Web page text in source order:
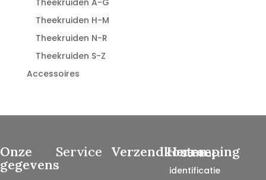
Theekruiden H-M
Theekruiden N-R
Theekruiden S-Z
Accessoires
Onze
gegevens
Service Verzendkosten
Herroeping
Contract
identificatie